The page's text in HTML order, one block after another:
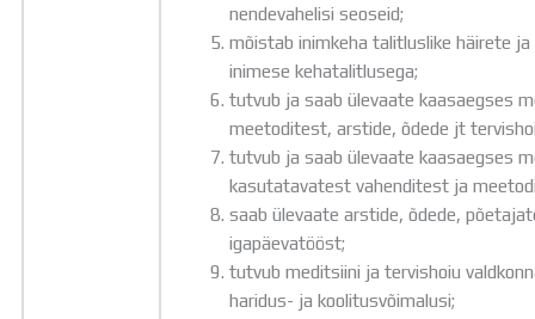
nendevahelisi seoseid;
mõistab inimkeha talitluslike häirete
inimese kehatalitlusega;
tutvub ja saab ülevaate kaasaegses
meetoditest, arstide, õdede jt
tutvub ja saab ülevaate kaasaegses
kasutatavatest vahenditest ja
saab ülevaate arstide, õdede,
igapäevatööst;
tutvub meditsiini ja tervishoiu
haridus- ja koolitusvõimalusi;